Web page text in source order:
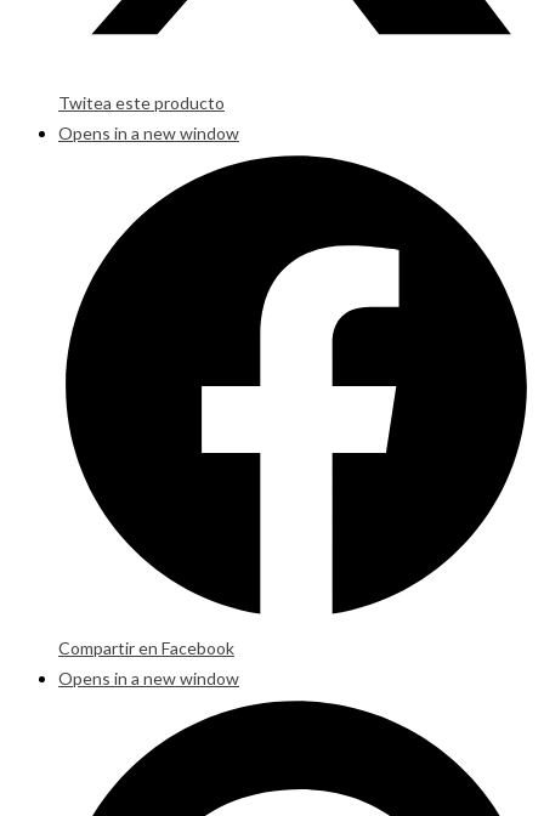
Twitea este producto
Opens in a new window
Compartir en Facebook
Opens in a new window